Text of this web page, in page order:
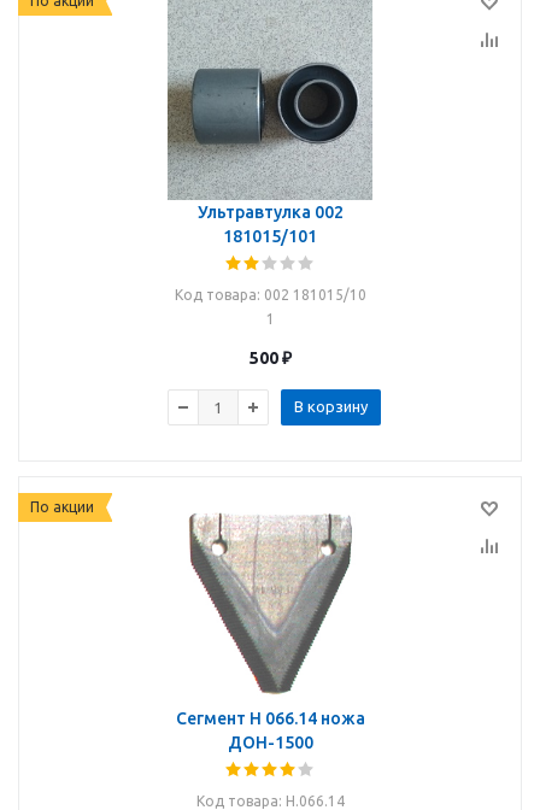
Ультравтулка 002
181015/101
Код товара: 002 181015/10
1
500₽
В корзину
По акции
Сегмент Н 066.14 ножа
ДОН-1500
Код товара: Н.066.14